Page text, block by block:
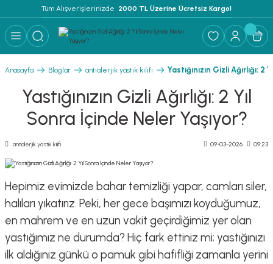
Tüm Alışverişlerinizde 2000 TL Üzerine Ücretsiz Kargo!
ÜRÜNLERİ ''EVOMED''
SOLÜSYONU
- NEM ALMA
Anasayfa Bloglar antialerjik yastık kılıfı Yastığınızın Gizli Ağırlığı:
Yastığınızın Gizli Ağırlığı: 2 Yıl
Sonra İçinde Neler Yaşıyor?
antialerjik yastık kılıfı 09-03-2026 09:23
Hepimiz evimizde bahar temizliği yapar, camları siler,
halıları yıkatırız. Peki, her gece başımızı koyduğumuz,
en mahrem ve en uzun vakit geçirdiğimiz yer olan
yastığımız ne durumda? Hiç fark ettiniz mi; yastığınızı
ilk aldığınız günkü o pamuk gibi hafifliği zamanla yerini